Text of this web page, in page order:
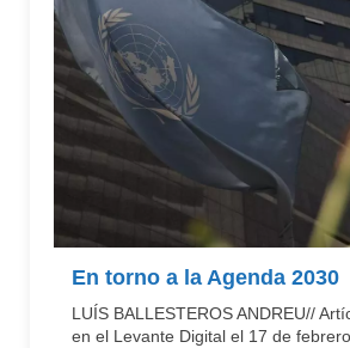
En torno a la Agenda 2030
LUÍS BALLESTEROS ANDREU//
en el Levante Digital el 17 de